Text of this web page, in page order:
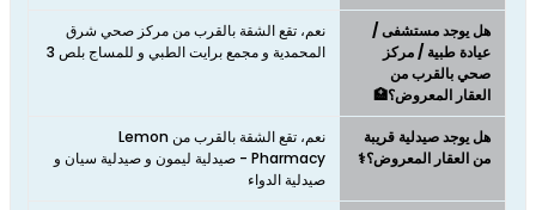
هل يوجد مستشفى /
عيادة طبية / مركز
صحي بالقرب من
العقار المعروض؟🏥
نعم، تقع الشقة بالقرب من مركز صحي شرق
المحمدية و مجمع برايت الطبي و للمساج بلص 3
هل يوجد صيدلية قريبة
من العقار المعروض؟⚕️
نعم، تقع الشقة بالقرب من Lemon
Pharmacy - صيدلية ليمون و صيدلية سيان و
صيدلية الدواء